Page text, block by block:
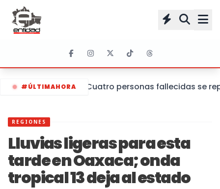
#ÚLTIMAHORA Cuatro personas fallecidas se
REGIONES
Lluvias ligeras para esta
tarde en Oaxaca; onda
tropical 13 deja al estado